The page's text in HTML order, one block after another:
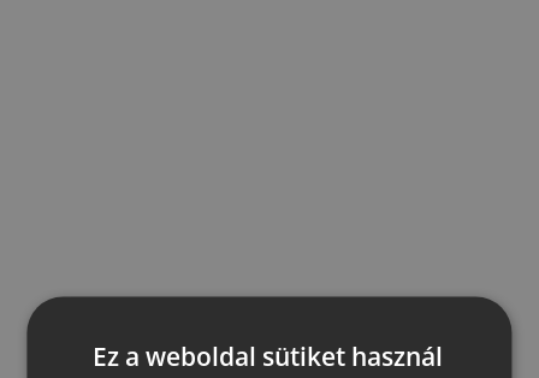
Ez a weboldal sütiket használ